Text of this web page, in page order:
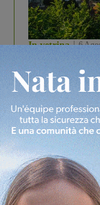
In vetrina 6
Gita di
divertire i